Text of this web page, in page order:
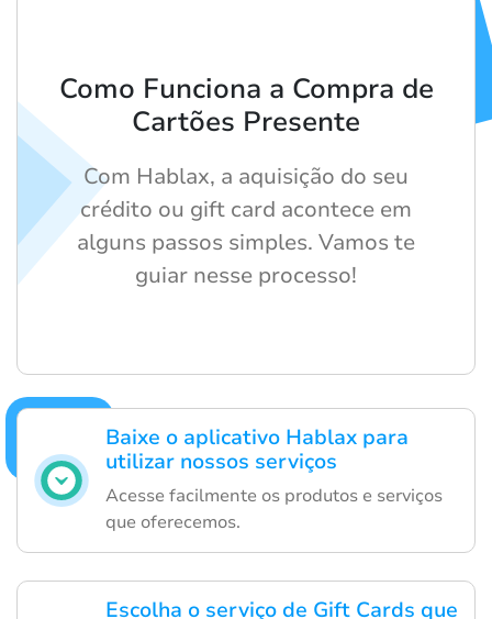
Baixe o aplicativo Hablax para
utilizar nossos serviços
Acesse facilmente os produtos e serviços
que oferecemos.
Escolha o serviço de Gift Cards que
Como Funciona a Compra de
Cartões Presente
Com Hablax, a aquisição do seu
crédito ou gift card acontece em
alguns passos simples. Vamos te
guiar nesse processo!